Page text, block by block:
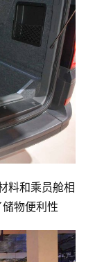
料和乘员舱相
物便利性